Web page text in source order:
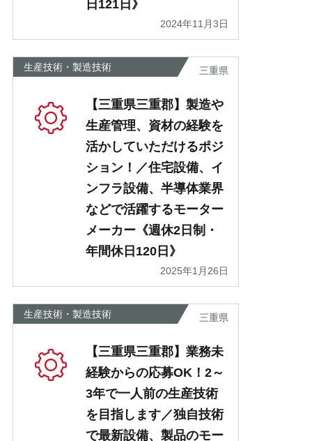
日121日》
2024年11月3日
生産技術・製造技術 三重県
【三重県三重郡】製造や
生産管理、資材の経験を
活かしていただけるポジ
ション！／住宅設備、イ
ンフラ設備、半導体業界
などで活躍するモーター
メーカー《週休2日制・
年間休日120日》
2025年1月26日
生産技術・製造技術 三重県
【三重県三重郡】業務未
経験からの応募OK！2～
3年で一人前の生産技術
を目指します／独自技術
で最新設備、製品のモー